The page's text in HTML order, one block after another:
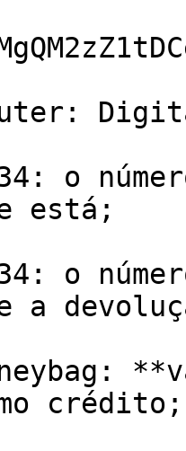
o
está;
o
a
crédito;